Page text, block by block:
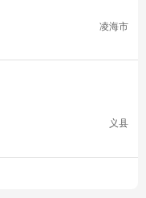
凌海市
义县